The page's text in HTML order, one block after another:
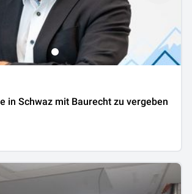
in Schwaz mit Baurecht zu vergeben